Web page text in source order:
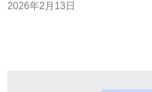
搜索引擎惩罚的风险。本文将深
2026年2月13日